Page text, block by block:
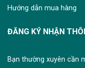
Hướng dẫn mua hàng
ĐĂNG KÝ NHẬN
Bạn thường xuyên cần